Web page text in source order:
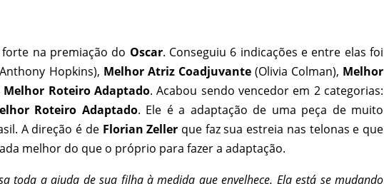
na premiação do Oscar. Conseguiu 6 indicações e entre elas foi
Hopkins), Melhor Atriz Coadjuvante(Olivia Colman), Melhor
Melhor Roteiro Adaptado. Acabou sendo vencedor em 2 categorias:
Roteiro Adaptado. Ele é a adaptação de uma peça de muito
A direção é de Florian Zeller que faz sua estreia nas telonas e que
melhor do que o próprio para fazer a adaptação.
toda a ajuda de sua filha à medida que envelhece. Ela está se mudando